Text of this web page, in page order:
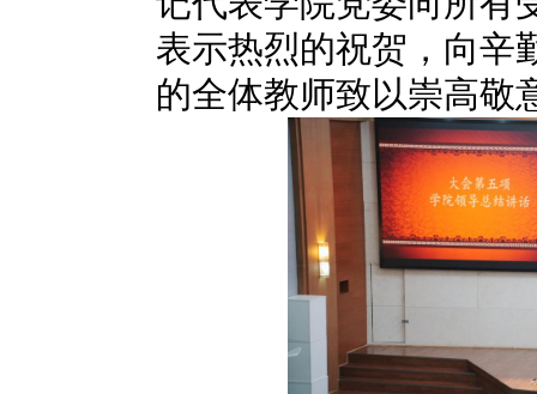
表示热烈的祝贺，向辛
的全体教师致以崇高敬